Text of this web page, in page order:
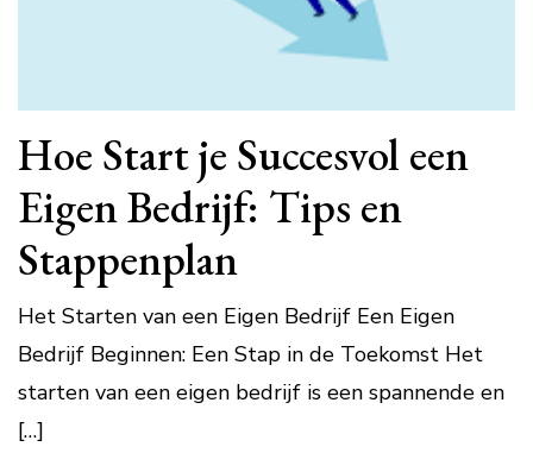
Hoe Start je Succesvol een
Eigen Bedrijf: Tips en
Stappenplan
Het Starten van een Eigen Bedrijf Een Eigen
Bedrijf Beginnen: Een Stap in de Toekomst Het
starten van een eigen bedrijf is een spannende en
[…]